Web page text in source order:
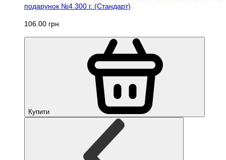
подарунок №4 300 г. (Стандарт)
106.00 грн
Купити